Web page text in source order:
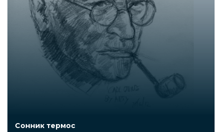
Сонник термос